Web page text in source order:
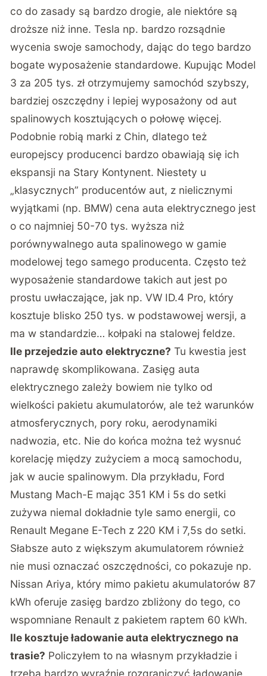
co do zasady są bardzo drogie, ale niektóre są
droższe niż inne. Tesla np. bardzo rozsądnie
wycenia swoje samochody, dając do tego bardzo
bogate wyposażenie standardowe. Kupując Model
3 za 205 tys. zł otrzymujemy samochód szybszy,
bardziej oszczędny i lepiej wyposażony od aut
spalinowych kosztujących o połowę więcej.
Podobnie robią marki z Chin, dlatego też
europejscy producenci bardzo obawiają się ich
ekspansji na Stary Kontynent. Niestety u
„klasycznych” producentów aut, z nielicznymi
wyjątkami (np. BMW) cena auta elektrycznego jest
o co najmniej 50-70 tys. wyższa niż
porównywalnego auta spalinowego w gamie
modelowej tego samego producenta. Często też
wyposażenie standardowe takich aut jest po
prostu uwłaczające, jak np. VW ID.4 Pro, który
kosztuje blisko 250 tys. w podstawowej wersji, a
ma w standardzie… kołpaki na stalowej feldze.
Ile przejedzie auto elektryczne? Tu kwestia jest
naprawdę skomplikowana. Zasięg auta
elektrycznego zależy bowiem nie tylko od
wielkości pakietu akumulatorów, ale też warunków
atmosferycznych, pory roku, aerodynamiki
nadwozia, etc. Nie do końca można też wysnuć
korelację między zużyciem a mocą samochodu,
jak w aucie spalinowym. Dla przykładu, Ford
Mustang Mach-E mając 351 KM i 5s do setki
zużywa niemal dokładnie tyle samo energii, co
Renault Megane E-Tech z 220 KM i 7,5s do setki.
Słabsze auto z większym akumulatorem również
nie musi oznaczać oszczędności, co pokazuje np.
Nissan Ariya, który mimo pakietu akumulatorów 87
kWh oferuje zasięg bardzo zbliżony do tego, co
wspomniane Renault z pakietem raptem 60 kWh.
Ile kosztuje ładowanie auta elektrycznego na
trasie? Policzyłem to na własnym przykładzie i
trzeba bardzo wyraźnie rozgraniczyć ładowanie